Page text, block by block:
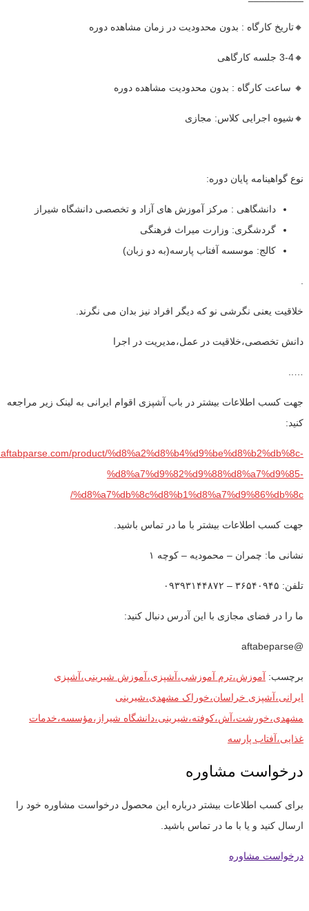
🔸تاریخ کارگاه : بدون محدودیت در زمان مشاهده دوره
🔸3-4 جلسه کارگاهی
🔸 ساعت کارگاه : بدون محدودیت مشاهده دوره
🔸شیوه اجرایی کلاس: مجازی
نوع گواهینامه پایان دوره:
دانشگاهی : مرکز آموزش های آزاد و تخصصی دانشگاه شیراز
گردشگری: وزارت میراث فرهنگی
کالج: موسسه آفتاب پارسه(به دو زبان)
.
خلاقیت یعنی نگرشی نو که دیگر افراد نیز بدان می نگرند.
دانش تخصصی،خلاقیت در عمل،مدیریت در اجرا
…..
جهت کسب اطلاعات بیشتر در باب آشپزی اقوام ایرانی به لینک زیر مراجعه
کنید:
product/%d8%a2%d8%b4%d9%be%d8%b2%db%8c-
%d8%a7%d9%82%d9%88%d8%a7%d9%85-
%d8%a7%db%8c%d8%b1%d8%a7%d9%86%db%8c/
جهت کسب اطلاعات بیشتر با ما در تماس باشید.
نشانی ما: چمران – محمودیه – کوچه ۱
تلفن: ۳۶۵۴۰۹۴۵ – ۰۹۳۹۳۱۴۴۸۷۲
ما را در فضای مجازی با این آدرس دنبال کنید:
@aftabeparse
برچسب: آموزش،ترم آموزشی،آشپزی،آموزش شیرینی،آشپزی
ایرانی،آشپزی خراسان،خوراک مشهدی،شیرینی
مشهدی،خورشت،آش،کوفته،شیرینی،دانشگاه شیراز،مؤسسه،خدمات
غذایی،آفتاب پارسه
درخواست مشاوره
برای کسب اطلاعات بیشتر درباره این محصول درخواست مشاوره خود را
ارسال کنید و یا با ما در تماس باشید.
درخواست مشاوره